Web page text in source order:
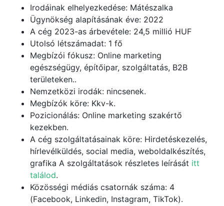
Irodáinak elhelyezkedése: Mátészalka
Ügynökség alapításának éve: 2022
A cég 2023-as árbevétele: 24,5 millió HUF
Utolsó létszámadat: 1 fő
Megbízói fókusz: Online marketing
egészségügy, építőipar, szolgáltatás, B2B
területeken..
Nemzetközi irodák: nincsenek.
Megbízók köre: Kkv-k.
Pozicionálás: Online marketing szakértő
kezekben.
A cég szolgáltatásainak köre: Hirdetéskezelés,
hírlevélküldés, social media, weboldalkészítés,
grafika A szolgáltatások részletes leírását itt
találod.
Közösségi médiás csatornák száma: 4
(Facebook, Linkedin, Instagram, TikTok).